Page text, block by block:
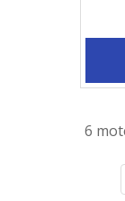
6